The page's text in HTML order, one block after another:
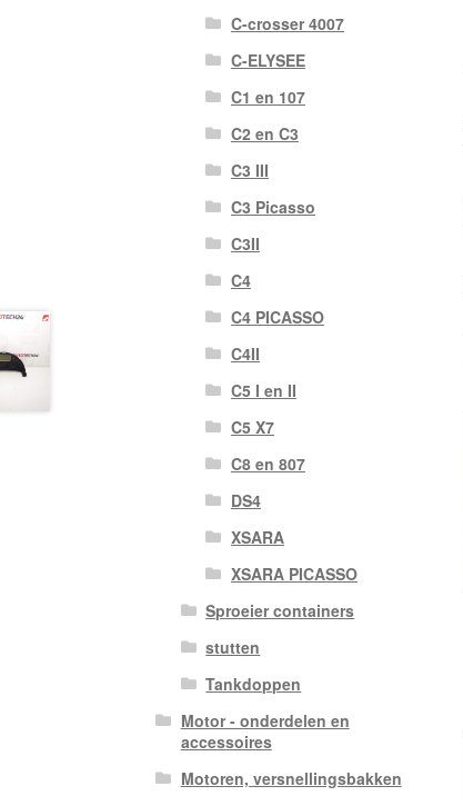
C-crosser 4007
C-ELYSEE
C1 en 107
C2 en C3
C3 III
C3 Picasso
C3II
C4
C4 PICASSO
C4II
C5 I en II
C5 X7
C8 en 807
DS4
XSARA
XSARA PICASSO
Sproeier containers
stutten
Tankdoppen
Motor - onderdelen en
accessoires
Motoren, versnellingsbakken